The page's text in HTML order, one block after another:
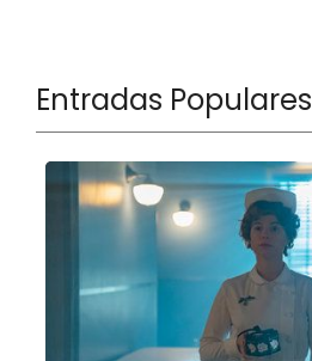
Entradas Populares